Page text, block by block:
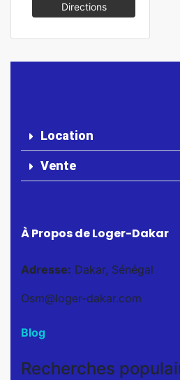
Directions
Location
Vente
À Propos de Loger-Dakar
Adresse: Dakar, Sénégal
Osm@loger-dakar.com
Blog
Recherches